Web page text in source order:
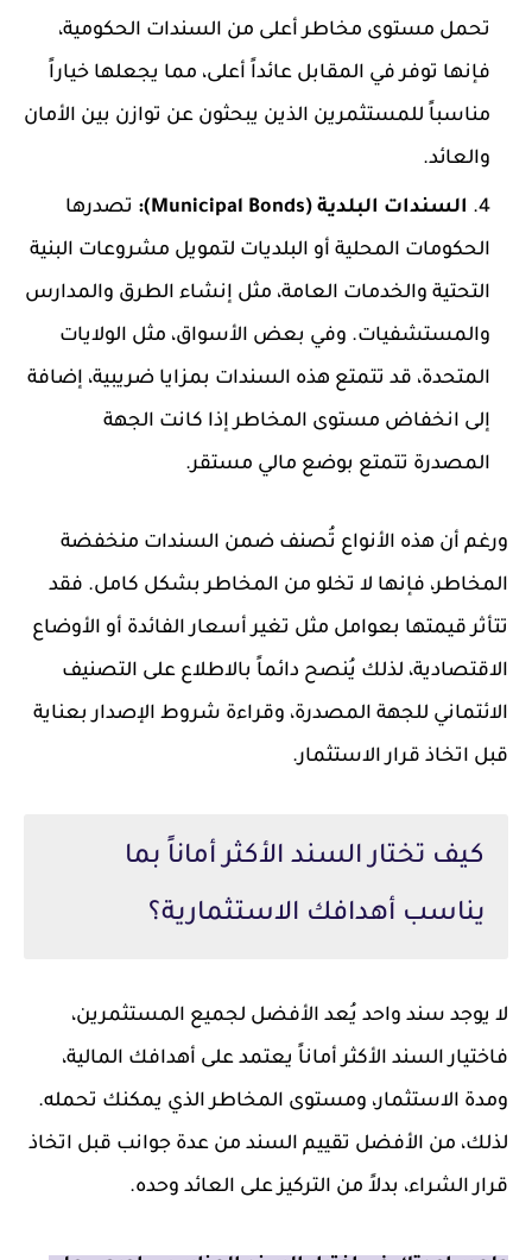
تحمل مستوى مخاطر أعلى من السندات الحكومية،
فإنها توفر في المقابل عائداً أعلى، مما يجعلها خياراً
مناسباً للمستثمرين الذين يبحثون عن توازن بين الأمان
والعائد.
السندات البلدية (Municipal Bonds):
تصدرها
الحكومات المحلية أو البلديات لتمويل مشروعات البنية
التحتية والخدمات العامة، مثل إنشاء الطرق والمدارس
والمستشفيات. وفي بعض الأسواق، مثل الولايات
المتحدة، قد تتمتع هذه السندات بمزايا ضريبية، إضافة
إلى انخفاض مستوى المخاطر إذا كانت الجهة
المصدرة تتمتع بوضع مالي مستقر.
ورغم أن هذه الأنواع تُصنف ضمن السندات منخفضة
المخاطر، فإنها لا تخلو من المخاطر بشكل كامل. فقد
تتأثر قيمتها بعوامل مثل تغير أسعار الفائدة أو الأوضاع
الاقتصادية، لذلك يُنصح دائماً بالاطلاع على التصنيف
الائتماني للجهة المصدرة، وقراءة شروط الإصدار بعناية
قبل اتخاذ قرار الاستثمار.
كيف تختار السند الأكثر أماناً بما
يناسب أهدافك الاستثمارية؟
لا يوجد سند واحد يُعد الأفضل لجميع المستثمرين،
فاختيار السند الأكثر أماناً يعتمد على أهدافك المالية،
ومدة الاستثمار، ومستوى المخاطر الذي يمكنك تحمله.
لذلك، من الأفضل تقييم السند من عدة جوانب قبل اتخاذ
قرار الشراء، بدلاً من التركيز على العائد وحده.